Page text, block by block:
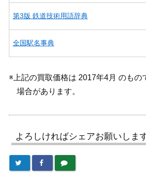
第3版 鉄道技術用語辞典
全国駅名事典
※上記の買取価格は 2017年4月 のもの
場合があります。
よろしければシェアお願いしま